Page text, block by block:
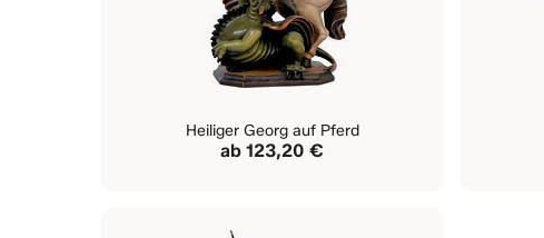
Heiliger Georg auf Pferd
ab 123,20 €